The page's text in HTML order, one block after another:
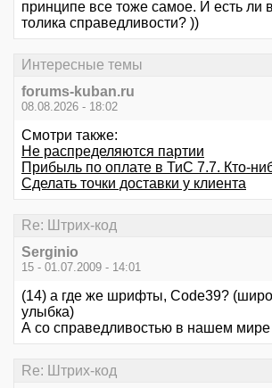
принципе все тоже самое. И есть ли
толика справедливости? ))
Интересные темы
forums-kuban.ru
08.08.2026 - 18:02
Смотри также:
Не распределяются партии
Прибыль по оплате в ТиС 7.7. Кто-
Сделать точки доставки у клиента
Re: Штрих-код
Serginio
15 - 01.07.2009 - 14:01
(14) а где же шрифты, Code39?
улыбка)
А со справедливостью в нашем
Re: Штрих-код